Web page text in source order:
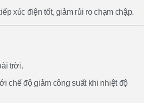
xúc điện tốt, giảm rủi ro chạm chập.
trời.
chế độ giảm công suất khi nhiệt độ